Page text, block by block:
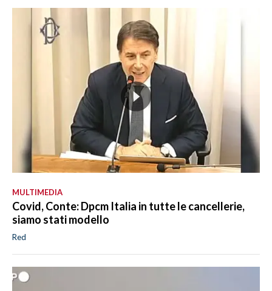
MULTIMEDIA
Covid, Conte: Dpcm Italia in tutte le cancellerie,
siamo stati modello
Red